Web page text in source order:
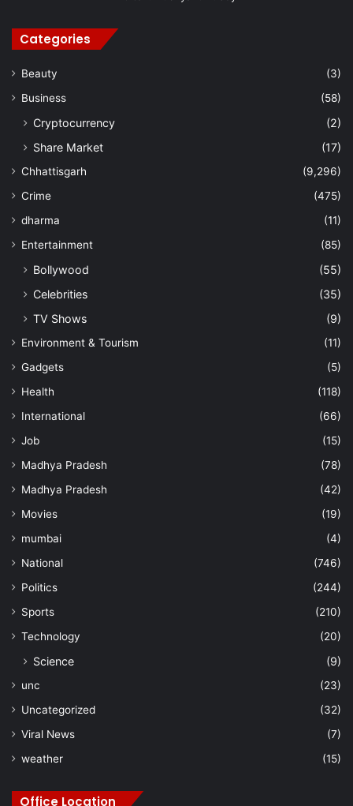
Categories
Beauty
(3)
Business
(58)
Cryptocurrency
(2)
Share Market
(17)
Chhattisgarh
(9,296)
Crime
(475)
dharma
(11)
Entertainment
(85)
Bollywood
(55)
Celebrities
(35)
TV Shows
(9)
Environment & Tourism
(11)
Gadgets
(5)
Health
(118)
International
(66)
Job
(15)
Madhya Pradesh
(78)
Madhya Pradesh
(42)
Movies
(19)
mumbai
(4)
National
(746)
Politics
(244)
Sports
(210)
Technology
(20)
Science (9)
unc
(23)
Uncategorized
(32)
Viral News
(7)
weather
(15)
Office Location